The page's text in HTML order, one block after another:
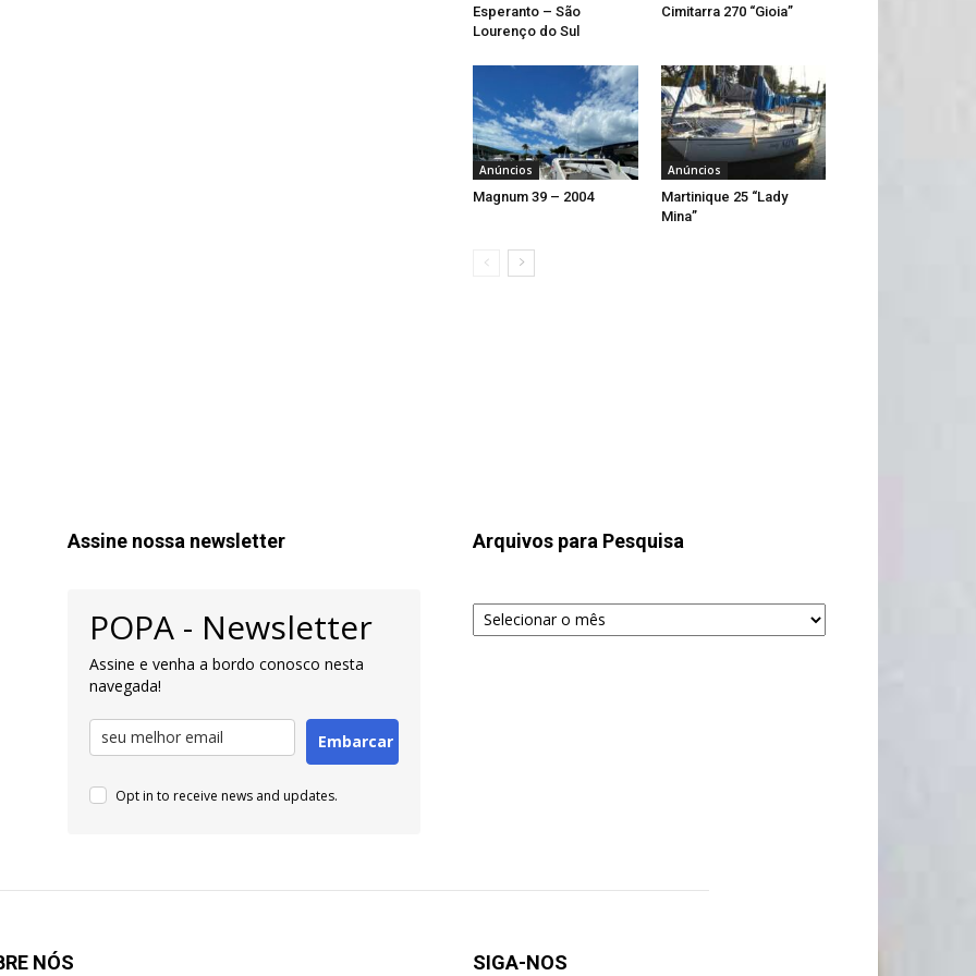
Esperanto – São
Lourenço do Sul
Cimitarra 270 “Gioia”
Anúncios
Magnum 39 – 2004
Anúncios
Martinique 25 “Lady
Mina”
Assine nossa newsletter
POPA - Newsletter
Assine e venha a bordo conosco nesta
navegada!
Embarcar
Opt in to receive news and updates.
Arquivos para Pesquisa
Arquivos
para
NÓS SIGA-NOS